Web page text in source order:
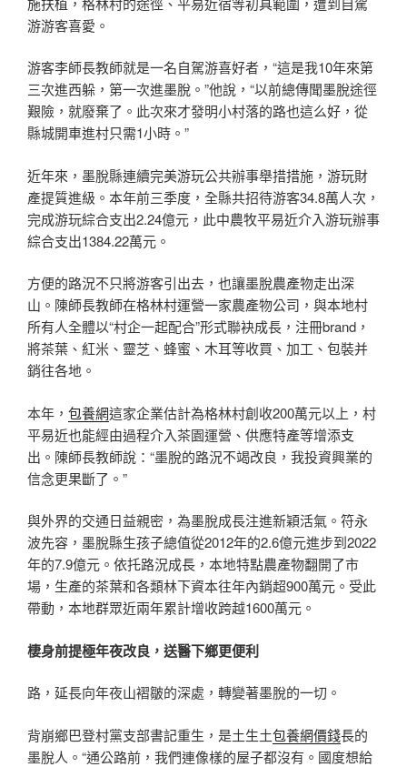
游游客喜愛。
游客李師長教師就是一名自駕游喜好者，“這是我10年來第
三次進西躲，第一次進墨脫。”他說，“以前總傳聞墨脫途徑
艱險，就廢棄了。此次來才發明小村落的路也這么好，從
縣城開車進村只需1小時。”
近年來，墨脫縣連續完美游玩公共辦事舉措措施，游玩財
產提質進級。本年前三季度，全縣共招待游客34.8萬人次，
完成游玩綜合支出2.24億元，此中農牧平易近介入游玩辦事
綜合支出1384.22萬元。
方便的路況不只將游客引出去，也讓墨脫農產物走出深
山。陳師長教師在格林村運營一家農產物公司，與本地村
所有人全體以“村企一起配合”形式聯袂成長，注冊brand，
將茶葉、紅米、靈芝、蜂蜜、木耳等收買、加工、包裝并
銷往各地。
本年， 包養網這家企業估計為格林村創收200萬元以上，村
平易近也能經由過程介入茶園運營、供應特產等增添支
出。陳師長教師說：“墨脫的路況不竭改良，我投資興業的
信念更果斷了。”
與外界的交通日益親密，為墨脫成長注進新穎活氣。符永
波先容，墨脫縣生孩子總值從2012年的2.6億元進步到2022
年的7.9億元。依托路況成長，本地特點農產物翻開了市
場，生產的茶葉和各類林下資本往年內銷超900萬元。受此
帶動，本地群眾近兩年累計增收跨越1600萬元。
棲身前提極年夜改良，送醫下鄉更便利
路，延長向年夜山褶皺的深處，轉變著墨脫的一切。
背崩鄉巴登村黨支部書記重生，是土生土包養網價錢長的
墨脫人。“通公路前，我們連像樣的屋子都沒有。國度想給